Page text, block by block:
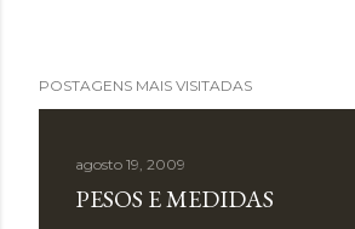
POSTAGENS MAIS VISITADAS
agosto 19, 2009
PESOS E MEDIDAS